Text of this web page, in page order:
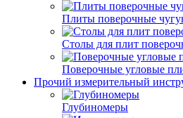
Плиты поверочные
Столы для плит
Поверочные угловые
Прочий измерительный
Глубиномеры